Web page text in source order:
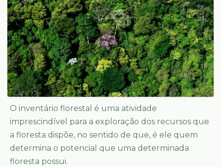
O inventário florestal é uma atividade
imprescindível para a exploração dos recursos que
a floresta dispõe, no sentido de que, é ele quem
determina o potencial que uma determinada
floresta possui.